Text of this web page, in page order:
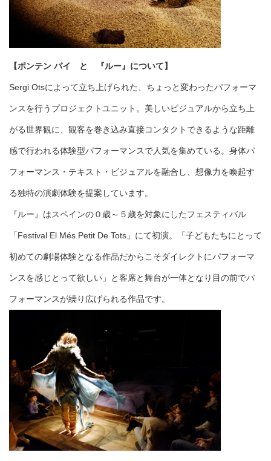
【ポンテン パイ と 『ルー』について】
Sergi Otsによって立ち上げられた、ちょっと変わったパフォーマ
ンスを行うプロジェクトユニット。美しいビジュアルから立ち上
がる世界観に、観客を巻き込み直接コンタクトできるような距離
感で行われる体験型パフォーマンスで人気を集めている。身体パ
フォーマンス・テキスト・ビジュアルを融合し、想像力を喚起す
る独特の演劇体験を提案しています。
『ルー』はスペインの０歳～５歳を対象にしたフェスティバル
「Festival El Més Petit De Tots」にて初演。「子どもたちにとって
初めての劇場体験となる作品だからこそダイレクトにパフォーマ
ンスを感じとって欲しい」と客席と舞台が一体となり目の前でパ
フォーマンスが繰り広げられる作品です。